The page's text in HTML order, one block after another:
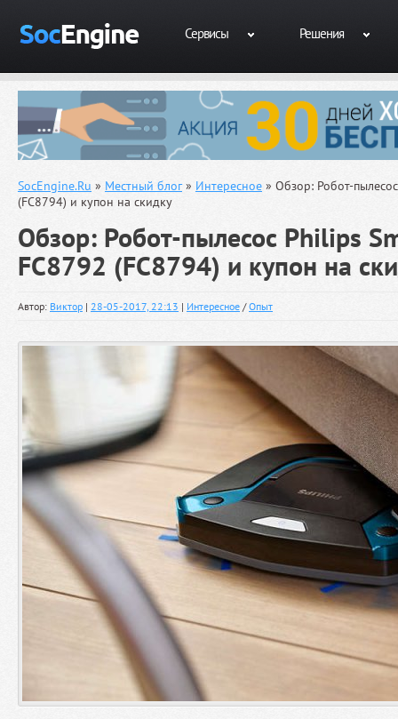
Сервисы Решения
SocEngine.Ru » Местный блог» Интересное » Обзор: Робот-
(FC8794) и купон на скидку
Обзор: Робот-пылесос Philips
FC8792 (FC8794) и купон на
Автор: Виктор | 28-05-2017, 22:13 | Интересное /Опыт